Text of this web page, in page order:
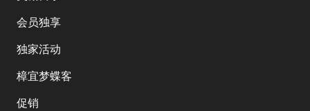
会员独享
独家活动
樟宜梦蝶客
促销